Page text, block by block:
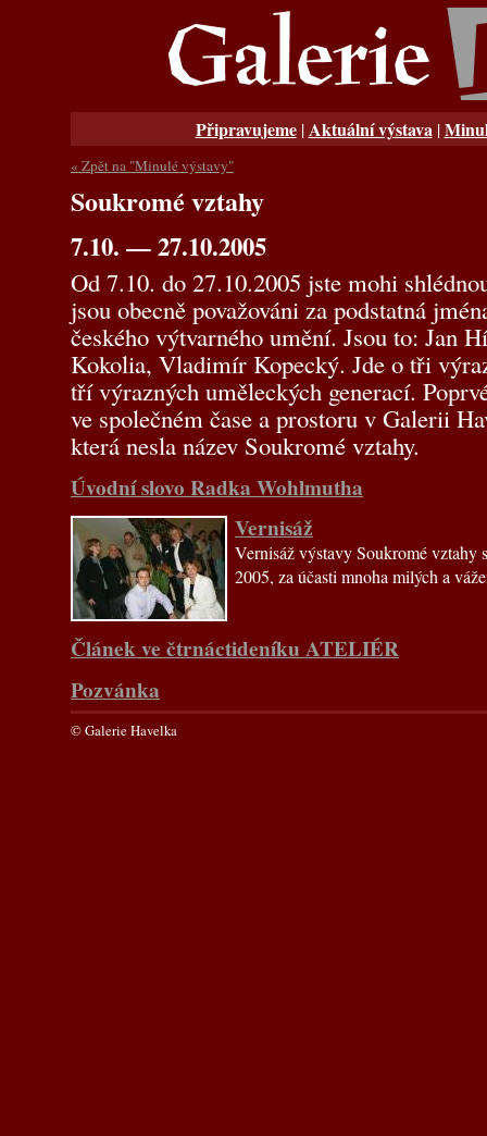
Připravujeme|Aktuální výstava |
« Zpět na "Minulé výstavy"
Soukromé vztahy
7.10. — 27.10.2005
Od 7.10. do 27.10.2005 jste mohi
jsou obecně považováni za podstatná
českého výtvarného umění. Jsou to: Jan
Kokolia, Vladimír Kopecký. Jde o tři
tří výrazných uměleckých generací.
ve společném čase a prostoru v Galerii
která nesla název Soukromé vztahy.
Úvodní slovo Radka Wohlmutha
Vernisáž
Vernisáž výstavy Soukromé vztahy
2005, za účasti mnoha milých a
Článek ve čtrnáctideníku ATELIÉR
Pozvánka
© Galerie Havelka